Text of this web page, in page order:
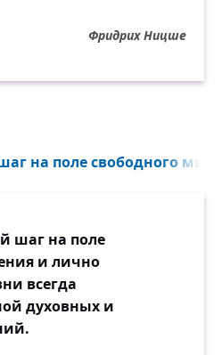
Фридрих Ницше
на поле свободного
шаг на поле
и лично
всегда
духовных и